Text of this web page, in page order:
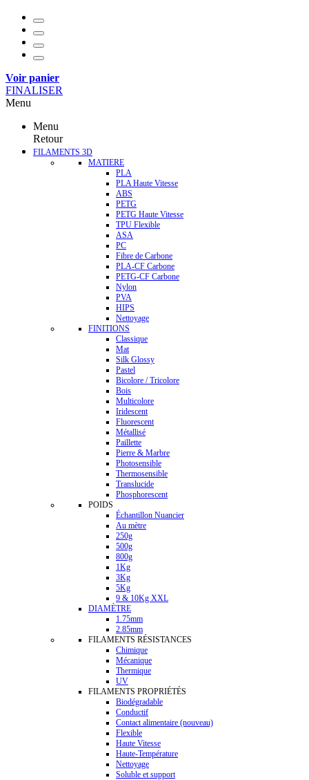
Voir panier
FINALISER
Menu
Menu
Retour
FILAMENTS 3D
MATIERE
PLA
PLA Haute Vitesse
ABS
PETG
PETG Haute Vitesse
TPU Flexible
ASA
PC
Fibre de Carbone
PLA-CF Carbone
PETG-CF Carbone
Nylon
PVA
HIPS
Nettoyage
FINITIONS
Classique
Mat
Silk Glossy
Pastel
Bicolore / Tricolore
Bois
Multicolore
Iridescent
Fluorescent
Métallisé
Paillette
Pierre & Marbre
Photosensible
Thermosensible
Translucide
Phosphorescent
POIDS
Échantillon Nuancier
Au mètre
250g
500g
800g
1Kg
3Kg
5Kg
9 & 10Kg XXL
DIAMÈTRE
1.75mm
2.85mm
FILAMENTS RÉSISTANCES
Chimique
Mécanique
Thermique
UV
FILAMENTS PROPRIÉTÉS
Biodégradable
Conductif
Contact alimentaire (nouveau)
Flexible
Haute Vitesse
Haute-Température
Nettoyage
Soluble et support